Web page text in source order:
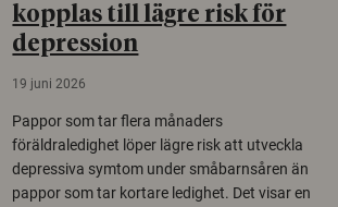
kopplas till lägre risk för
depression
19 juni 2026
Pappor som tar flera månaders
föräldraledighet löper lägre risk att utveckla
depressiva symtom under småbarnsåren än
pappor som tar kortare ledighet. Det visar en